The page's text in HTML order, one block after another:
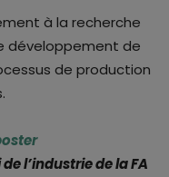
à la recherche
développement de
de production
l’industrie de la FA